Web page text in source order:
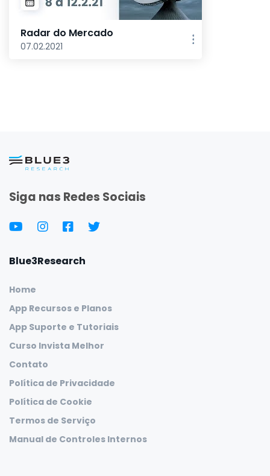
Radar do Mercado
07.02.2021
Siga nas Redes Sociais
Blue3Research
Home
App Recursos e Planos
App Suporte e Tutoriais
Curso Invista Melhor
Contato
Política de Privacidade
Política de Cookie
Termos de Serviço
Manual de Controles Internos